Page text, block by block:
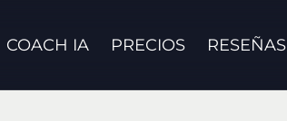
COACH IA PRECIOS RESEÑAS